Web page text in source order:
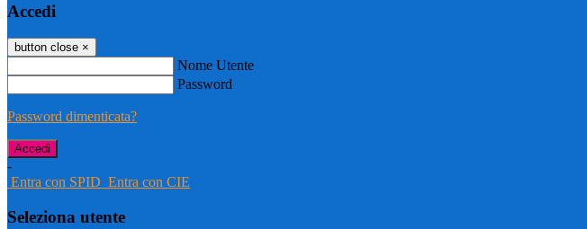
Accedi
button close ×
Nome Utente
Password
Password dimenticata?
-
Entra con SPID Entra con CIE
Seleziona utente